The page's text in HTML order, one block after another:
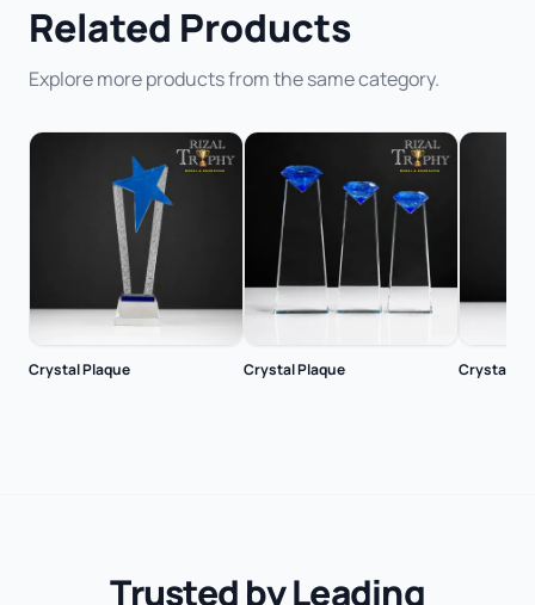
Related Products
Explore more products from the same category.
Crystal Plaque Crystal Plaque Crystal
Trusted by Leading